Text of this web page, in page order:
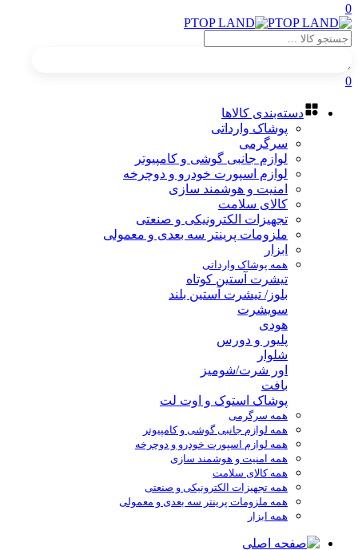
0
0
دسته‌بندی کالاها
پوشاک وارداتی
سرگرمی
لوازم جانبی گوشی و کامپیوتر
لوازم اسپورت خودرو و دوچرخه
امنیت و هوشمند سازی
کالای سلامت
تجهیزات الکترونیکی و صنعتی
ملزومات پرینتر سه بعدی و معمولی
ابزار
همه پوشاک وارداتی
تیشرت آستین کوتاه
بلوز/ تیشرت آستین بلند
سویشرت
هودی
پلیور و دورس
شلوار
اور شرت/شومیز
بافت
پوشاک استوک و اوت لت
همه سرگرمی
همه لوازم جانبی گوشی و کامپیوتر
همه لوازم اسپورت خودرو و دوچرخه
همه امنیت و هوشمند سازی
همه کالای سلامت
همه تجهیزات الکترونیکی و صنعتی
همه ملزومات پرینتر سه بعدی و معمولی
همه ابزار